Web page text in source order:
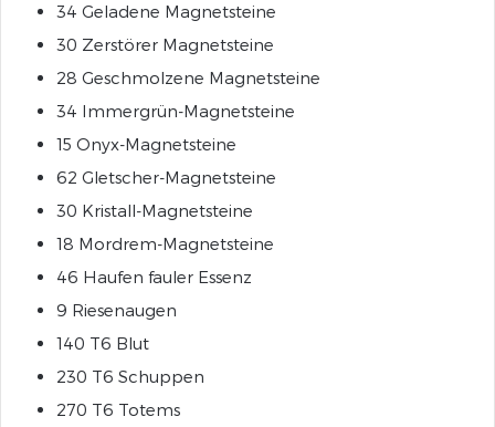
34 Geladene Magnetsteine
30 Zerstörer Magnetsteine
28 Geschmolzene Magnetsteine
34 Immergrün-Magnetsteine
15 Onyx-Magnetsteine
62 Gletscher-Magnetsteine
30 Kristall-Magnetsteine
18 Mordrem-Magnetsteine
46 Haufen fauler Essenz
9 Riesenaugen
140 T6 Blut
230 T6 Schuppen
270 T6 Totems